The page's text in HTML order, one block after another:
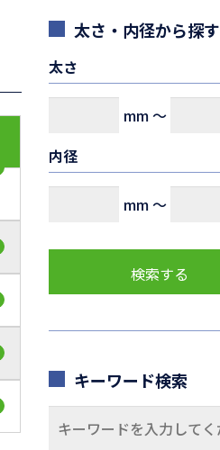
太さ・内径から探す
太さ
mm～
内径
mm～
キーワード検索